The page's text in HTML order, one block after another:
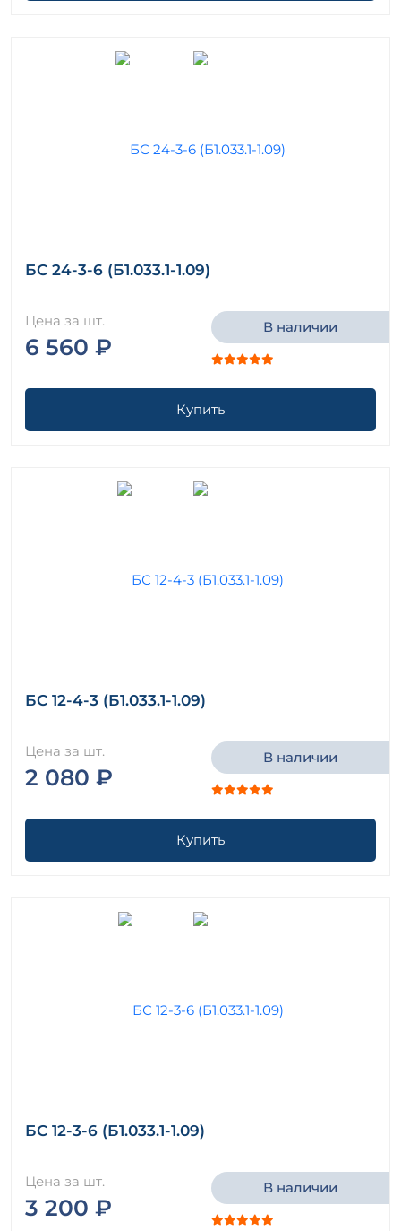
БС 24-3-6 (Б1.033.1-1.09)
Цена за шт.
6 560 ₽
В наличии
Купить
БС 12-4-3 (Б1.033.1-1.09)
Цена за шт.
2 080 ₽
В наличии
Купить
БС 12-3-6 (Б1.033.1-1.09)
Цена за шт.
3 200 ₽
В наличии